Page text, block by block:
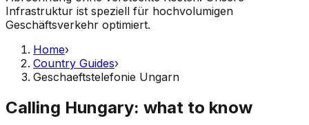
Infrastruktur ist speziell für hochvolumigen
Geschäftsverkehr optimiert.
Home›
Country Guides›
Geschaeftstelefonie Ungarn
Calling Hungary: what to know